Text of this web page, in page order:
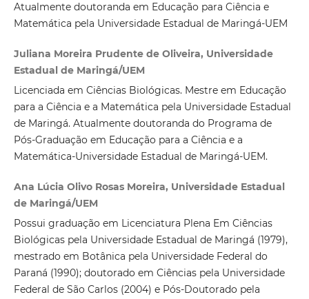
Atualmente doutoranda em Educação para Ciência e
Matemática pela Universidade Estadual de Maringá-UEM
Juliana Moreira Prudente de Oliveira, Universidade
Estadual de Maringá/UEM
Licenciada em Ciências Biológicas. Mestre em Educação
para a Ciência e a Matemática pela Universidade Estadual
de Maringá. Atualmente doutoranda do Programa de
Pós-Graduação em Educação para a Ciência e a
Matemática-Universidade Estadual de Maringá-UEM.
Ana Lúcia Olivo Rosas Moreira, Universidade Estadual
de Maringá/UEM
Possui graduação em Licenciatura Plena Em Ciências
Biológicas pela Universidade Estadual de Maringá (1979),
mestrado em Botânica pela Universidade Federal do
Paraná (1990); doutorado em Ciências pela Universidade
Federal de São Carlos (2004) e Pós-Doutorado pela